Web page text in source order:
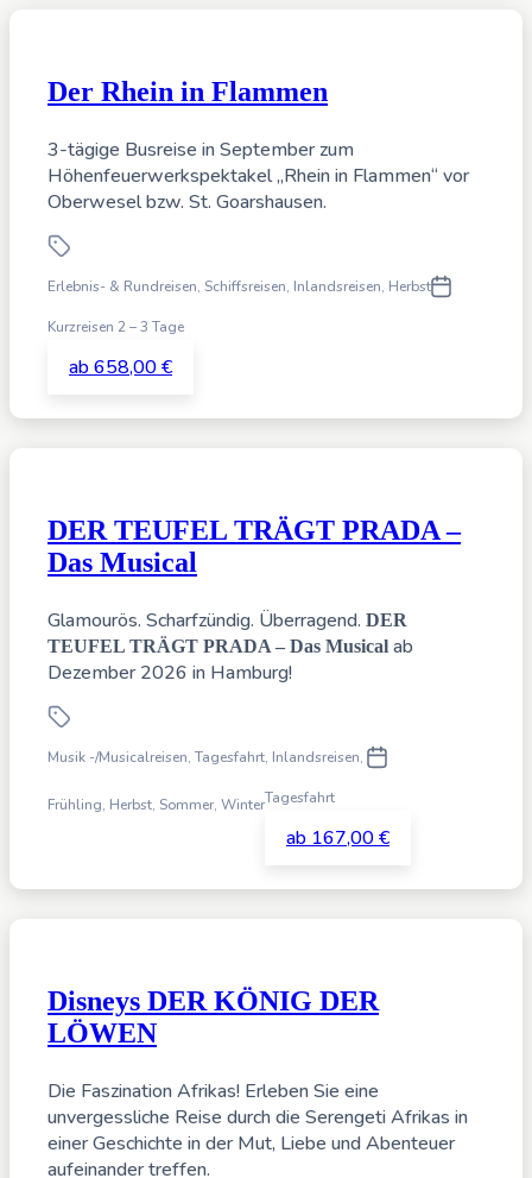
Der Rhein in Flammen
3-tägige Busreise in September zum
Höhenfeuerwerkspektakel „Rhein in Flammen“ vor
Oberwesel bzw. St. Goarshausen.
Erlebnis- & Rundreisen, Schiffsreisen, Inlandsreisen, Herbst
Kurzreisen 2 – 3 Tage
ab 658,00 €
DER TEUFEL TRÄGT PRADA –
Das Musical
Glamourös. Scharfzündig. Überragend. DER
TEUFEL TRÄGT PRADA – Das Musical ab
Dezember 2026 in Hamburg!
Musik -/Musicalreisen, Tagesfahrt, Inlandsreisen,
Frühling, Herbst, Sommer, WinterTagesfahrt
ab 167,00 €
Disneys DER KÖNIG DER
LÖWEN
Die Faszination Afrikas! Erleben Sie eine
unvergessliche Reise durch die Serengeti Afrikas in
einer Geschichte in der Mut, Liebe und Abenteuer
aufeinander treffen.